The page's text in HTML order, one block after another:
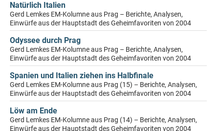
Natürlich Italien
Gerd Lemkes EM-Kolumne aus Prag – Berichte, Analysen,
Einwürfe aus der Hauptstadt des Geheimfavoriten von 2004
Odyssee durch Prag
Gerd Lemkes EM-Kolumne aus Prag – Berichte, Analysen,
Einwürfe aus der Hauptstadt des Geheimfavoriten von 2004
Spanien und Italien ziehen ins Halbfinale
Gerd Lemkes EM-Kolumne aus Prag (15) – Berichte, Analysen,
Einwürfe aus der Hauptstadt des Geheimfavoriten von 2004
Löw am Ende
Gerd Lemkes EM-Kolumne aus Prag (14) – Berichte, Analysen,
Einwürfe aus der Hauptstadt des Geheimfavoriten von 2004